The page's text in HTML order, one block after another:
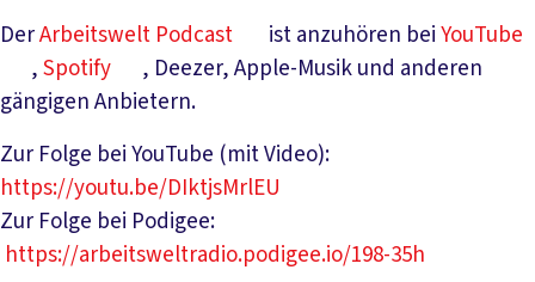
DerArbeitswelt Podcast ist anzuhören beiYouTube
,Spotify
, Deezer, Apple-Musik und anderen
gängigen Anbietern.
Zur Folge bei YouTube (mit Video):
https://youtu.be/DIktjsMrlEU
Zur Folge bei Podigee:
https://arbeitsweltradio.podigee.io/198-35h